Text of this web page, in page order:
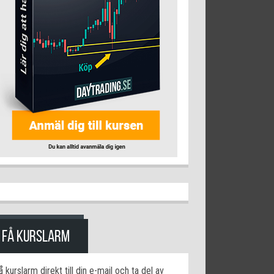
FÅ KURSLARM
kurslarm direkt till din e-mail och ta del av